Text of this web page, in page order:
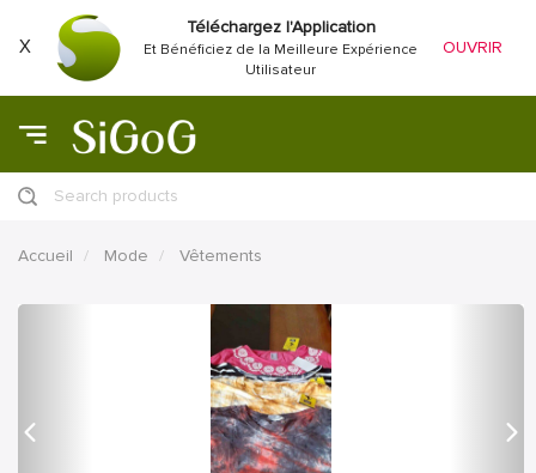
X
Téléchargez l'Application
Et Bénéficiez de la Meilleure Expérience
Utilisateur
OUVRIR
Search products
Accueil Mode Vêtements